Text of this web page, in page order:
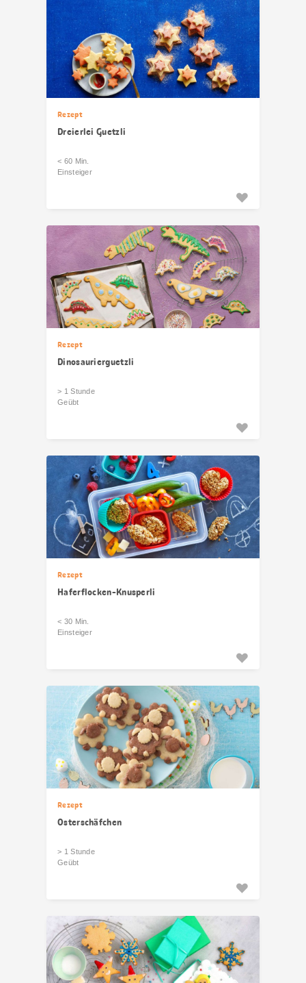
Rezept
Dreierlei Guetzli
< 60 Min.
Einsteiger
Rezept
Dinosaurierguetzli
> 1 Stunde
Geübt
Rezept
Haferflocken-Knusperli
< 30 Min.
Einsteiger
Rezept
Osterschäfchen
> 1 Stunde
Geübt